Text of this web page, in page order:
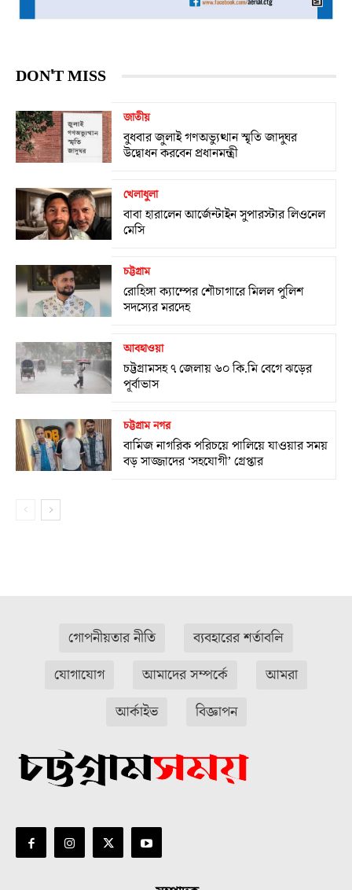
DON'T MISS
জাতীয়
বুধবার জুলাই গণঅভ্যুত্থান স্মৃতি জাদুঘর
উদ্বোধন করবেন প্রধানমন্ত্রী
খেলাধুলা
বাবা হারালেন আর্জেন্টাইন সুপারস্টার লিওনেল
মেসি
চট্টগ্রাম
রোহিঙ্গা ক্যাম্পের শৌচাগারে মিলল পুলিশ
সদস্যের মরদেহ
আবহাওয়া
চট্টগ্রামসহ ৭ জেলায় ৬০ কি.মি বেগে ঝড়ের
পূর্বাভাস
চট্টগ্রাম নগর
বার্মিজ নাগরিক পরিচয়ে পালিয়ে যাওয়ার সময়
বড় সাজ্জাদের ‘সহযোগী’ গ্রেপ্তার
গোপনীয়তার নীতি
ব্যবহারের শর্তাবলি
যোগাযোগ
আমাদের সম্পর্কে
আমরা
আর্কাইভ
বিজ্ঞাপন